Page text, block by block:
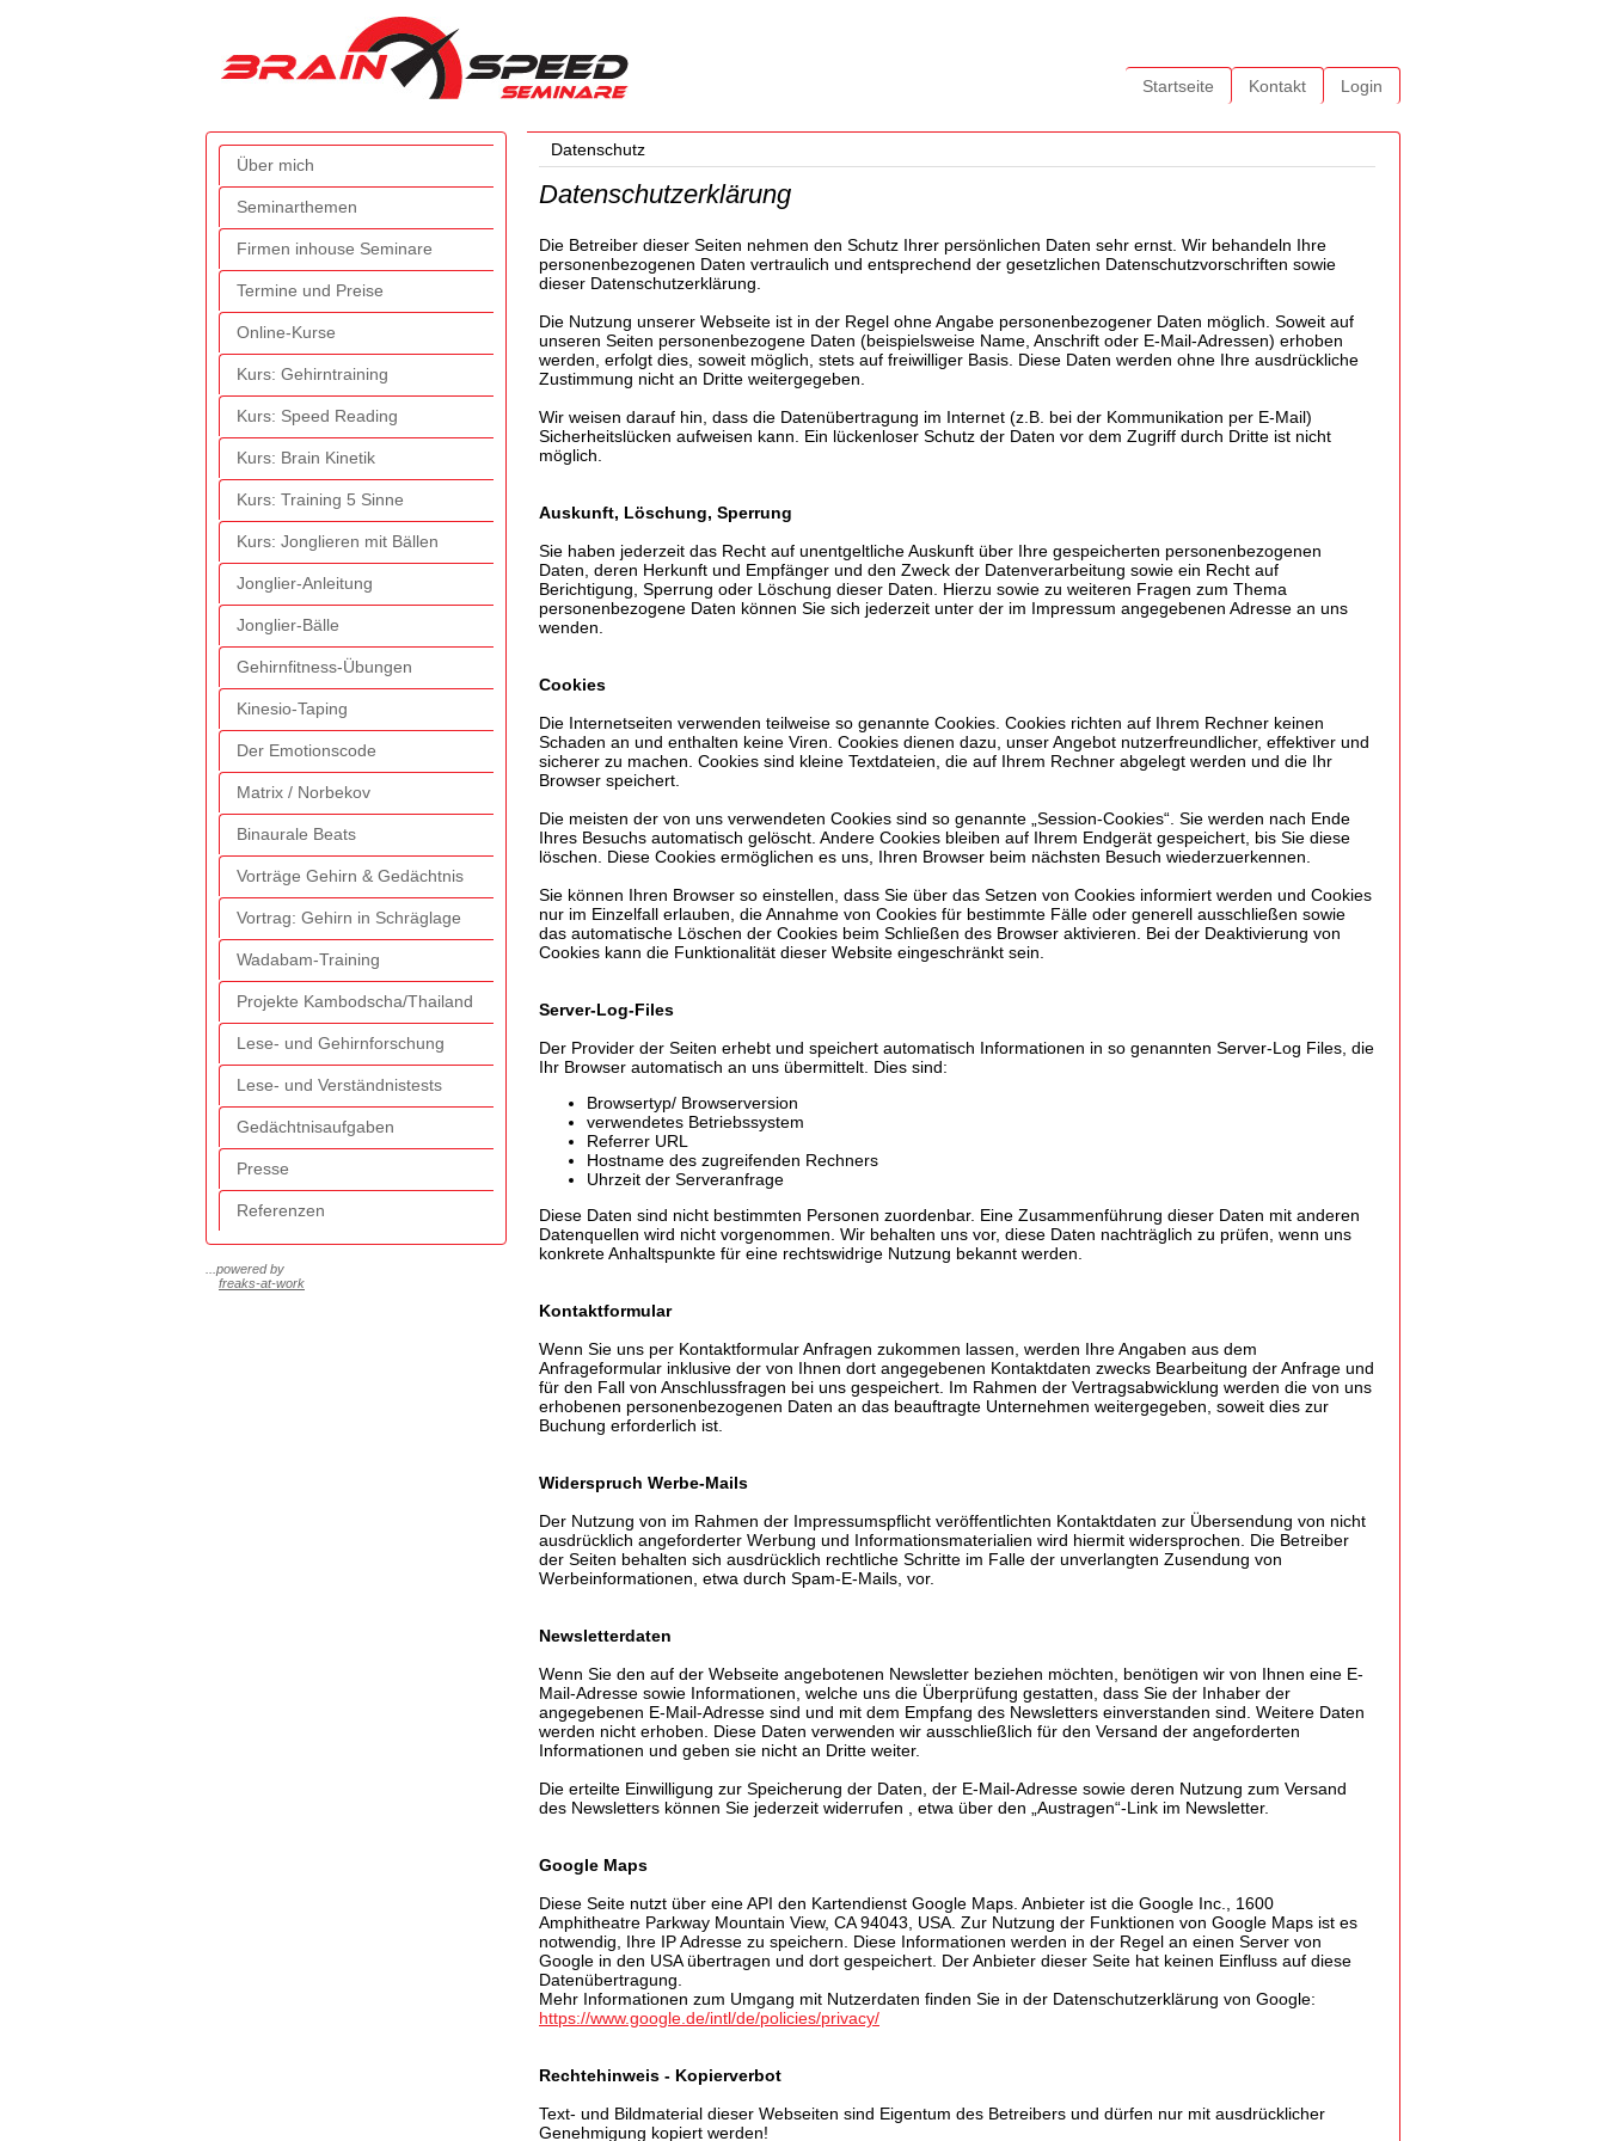
Startseite Kontakt Login
Über mich
Seminarthemen
Firmen inhouse Seminare
Termine und Preise
Online-Kurse
Kurs: Gehirntraining
Kurs: Speed Reading
Kurs: Brain Kinetik
Kurs: Training 5 Sinne
Kurs: Jonglieren mit Bällen
Jonglier-Anleitung
Jonglier-Bälle
Gehirnfitness-Übungen
Kinesio-Taping
Der Emotionscode
Matrix / Norbekov
Binaurale Beats
Vorträge Gehirn & Gedächtnis
Vortrag: Gehirn in Schräglage
Wadabam-Training
Projekte Kambodscha/Thailand
Lese- und Gehirnforschung
Lese- und Verständnistests
Gedächtnisaufgaben
Presse
Referenzen
...powered by
freaks-at-work
Datenschutz
Datenschutzerklärung
Die Betreiber dieser Seiten nehmen den Schutz Ihrer persönlichen Daten sehr ernst. Wir behandeln Ihre
personenbezogenen Daten vertraulich und entsprechend der gesetzlichen Datenschutzvorschriften sowie
dieser Datenschutzerklärung.
Die Nutzung unserer Webseite ist in der Regel ohne Angabe personenbezogener Daten möglich. Soweit auf
unseren Seiten personenbezogene Daten (beispielsweise Name, Anschrift oder E-Mail-Adressen) erhoben
werden, erfolgt dies, soweit möglich, stets auf freiwilliger Basis. Diese Daten werden ohne Ihre ausdrückliche
Zustimmung nicht an Dritte weitergegeben.
Wir weisen darauf hin, dass die Datenübertragung im Internet (z.B. bei der Kommunikation per E-Mail)
Sicherheitslücken aufweisen kann. Ein lückenloser Schutz der Daten vor dem Zugriff durch Dritte ist nicht
möglich.
Auskunft, Löschung, Sperrung
Sie haben jederzeit das Recht auf unentgeltliche Auskunft über Ihre gespeicherten personenbezogenen
Daten, deren Herkunft und Empfänger und den Zweck der Datenverarbeitung sowie ein Recht auf
Berichtigung, Sperrung oder Löschung dieser Daten. Hierzu sowie zu weiteren Fragen zum Thema
personenbezogene Daten können Sie sich jederzeit unter der im Impressum angegebenen Adresse an uns
wenden.
Cookies
Die Internetseiten verwenden teilweise so genannte Cookies. Cookies richten auf Ihrem Rechner keinen
Schaden an und enthalten keine Viren. Cookies dienen dazu, unser Angebot nutzerfreundlicher, effektiver und
sicherer zu machen. Cookies sind kleine Textdateien, die auf Ihrem Rechner abgelegt werden und die Ihr
Browser speichert.
Die meisten der von uns verwendeten Cookies sind so genannte „Session-Cookies“. Sie werden nach Ende
Ihres Besuchs automatisch gelöscht. Andere Cookies bleiben auf Ihrem Endgerät gespeichert, bis Sie diese
löschen. Diese Cookies ermöglichen es uns, Ihren Browser beim nächsten Besuch wiederzuerkennen.
Sie können Ihren Browser so einstellen, dass Sie über das Setzen von Cookies informiert werden und Cookies
nur im Einzelfall erlauben, die Annahme von Cookies für bestimmte Fälle oder generell ausschließen sowie
das automatische Löschen der Cookies beim Schließen des Browser aktivieren. Bei der Deaktivierung von
Cookies kann die Funktionalität dieser Website eingeschränkt sein.
Server-Log-Files
Der Provider der Seiten erhebt und speichert automatisch Informationen in so genannten Server-Log Files, die
Ihr Browser automatisch an uns übermittelt. Dies sind:
Browsertyp/ Browserversion
verwendetes Betriebssystem
Referrer URL
Hostname des zugreifenden Rechners
Uhrzeit der Serveranfrage
Diese Daten sind nicht bestimmten Personen zuordenbar. Eine Zusammenführung dieser Daten mit anderen
Datenquellen wird nicht vorgenommen. Wir behalten uns vor, diese Daten nachträglich zu prüfen, wenn uns
konkrete Anhaltspunkte für eine rechtswidrige Nutzung bekannt werden.
Kontaktformular
Wenn Sie uns per Kontaktformular Anfragen zukommen lassen, werden Ihre Angaben aus dem
Anfrageformular inklusive der von Ihnen dort angegebenen Kontaktdaten zwecks Bearbeitung der Anfrage und
für den Fall von Anschlussfragen bei uns gespeichert. Im Rahmen der Vertragsabwicklung werden die von uns
erhobenen personenbezogenen Daten an das beauftragte Unternehmen weitergegeben, soweit dies zur
Buchung erforderlich ist.
Widerspruch Werbe-Mails
Der Nutzung von im Rahmen der Impressumspflicht veröffentlichten Kontaktdaten zur Übersendung von nicht
ausdrücklich angeforderter Werbung und Informationsmaterialien wird hiermit widersprochen. Die Betreiber
der Seiten behalten sich ausdrücklich rechtliche Schritte im Falle der unverlangten Zusendung von
Werbeinformationen, etwa durch Spam-E-Mails, vor.
Newsletterdaten
Wenn Sie den auf der Webseite angebotenen Newsletter beziehen möchten, benötigen wir von Ihnen eine E-
Mail-Adresse sowie Informationen, welche uns die Überprüfung gestatten, dass Sie der Inhaber der
angegebenen E-Mail-Adresse sind und mit dem Empfang des Newsletters einverstanden sind. Weitere Daten
werden nicht erhoben. Diese Daten verwenden wir ausschließlich für den Versand der angeforderten
Informationen und geben sie nicht an Dritte weiter.
Die erteilte Einwilligung zur Speicherung der Daten, der E-Mail-Adresse sowie deren Nutzung zum Versand
des Newsletters können Sie jederzeit widerrufen , etwa über den „Austragen“-Link im Newsletter.
Google Maps
Diese Seite nutzt über eine API den Kartendienst Google Maps. Anbieter ist die Google Inc., 1600
Amphitheatre Parkway Mountain View, CA 94043, USA. Zur Nutzung der Funktionen von Google Maps ist es
notwendig, Ihre IP Adresse zu speichern. Diese Informationen werden in der Regel an einen Server von
Google in den USA übertragen und dort gespeichert. Der Anbieter dieser Seite hat keinen Einfluss auf diese
Datenübertragung.
Mehr Informationen zum Umgang mit Nutzerdaten finden Sie in der Datenschutzerklärung von Google:
https://www.google.de/intl/de/policies/privacy/
Rechtehinweis - Kopierverbot
Text- und Bildmaterial dieser Webseiten sind Eigentum des Betreibers und dürfen nur mit ausdrücklicher
Genehmigung kopiert werden!